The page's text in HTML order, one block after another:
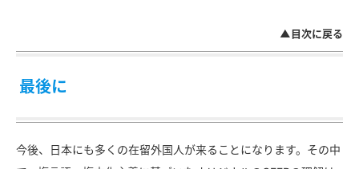
▲目次に戻る
最後に
今後、日本にも多くの在留外国人が来ることになります。その中